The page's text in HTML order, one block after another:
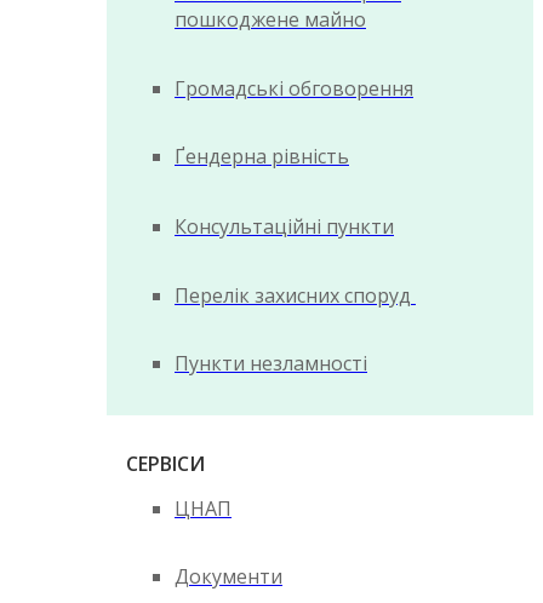
пошкоджене майно
Громадські обговорення
Ґендерна рівність
Консультаційні пункти
Перелік захисних споруд
Пункти незламності
СЕРВІСИ
ЦНАП
Документи